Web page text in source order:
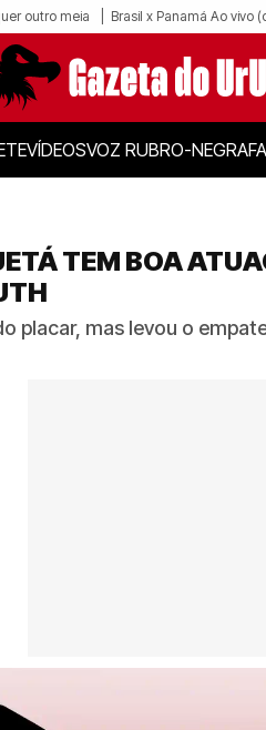
outro meia Brasil x Panamá Ao vivo
VÍDEOSVOZ RUBRO-NEGRA
TEM BOA
placar, mas levou o